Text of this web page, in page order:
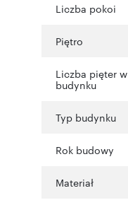
Liczba pokoi
Piętro
Liczba pięter w
budynku
Typ budynku
Rok budowy
Materiał